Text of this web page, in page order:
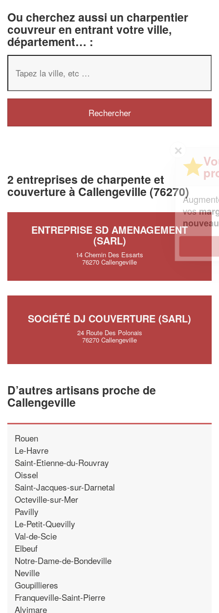
Ou cherchez aussi un charpentier
couvreur en entrant votre ville,
département… :
2 entreprises de charpente et
couverture à Callengeville (76270)
ENTREPRISE SD AMENAGEMENT
(SARL)
14 Chemin Des Essarts
76270 Callengeville
SOCIÉTÉ DJ COUVERTURE (SARL)
24 Route Des Polonais
76270 Callengeville
D’autres artisans proche de
Callengeville
Rouen
Le-Havre
Saint-Etienne-du-Rouvray
Oissel
Saint-Jacques-sur-Darnetal
Octeville-sur-Mer
Pavilly
Le-Petit-Quevilly
Val-de-Scie
Elbeuf
Notre-Dame-de-Bondeville
Neville
Goupillieres
Franqueville-Saint-Pierre
Alvimare
professionnel ?
Augmentez votrechiffre d'affaireset
vosmargestout en gagnant de
En savoir plus